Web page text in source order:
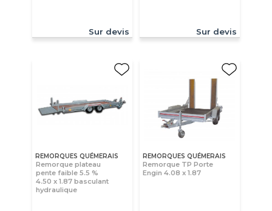
Sur devis Sur devis
REMORQUES QUÉMERAIS
Remorque plateau
pente faible 5.5 %
4.50 x 1.87 basculant
hydraulique
REMORQUES QUÉMERAIS
Remorque TP Porte
Engin 4.08 x 1.87